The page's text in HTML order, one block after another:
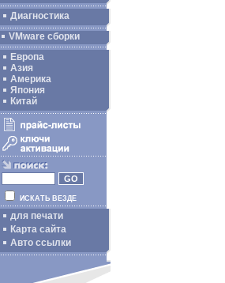
Диагностика
VMware сборки
Европа
Азия
Америка
Япония
Китай
ИСКАТЬ ВЕЗДЕ
для печати
Карта сайта
Авто ссылки